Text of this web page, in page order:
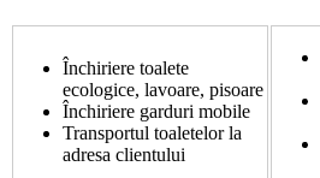
Închiriere toalete
ecologice, lavoare, pisoare
Închiriere garduri mobile
Transportul toaletelor la
adresa clientului